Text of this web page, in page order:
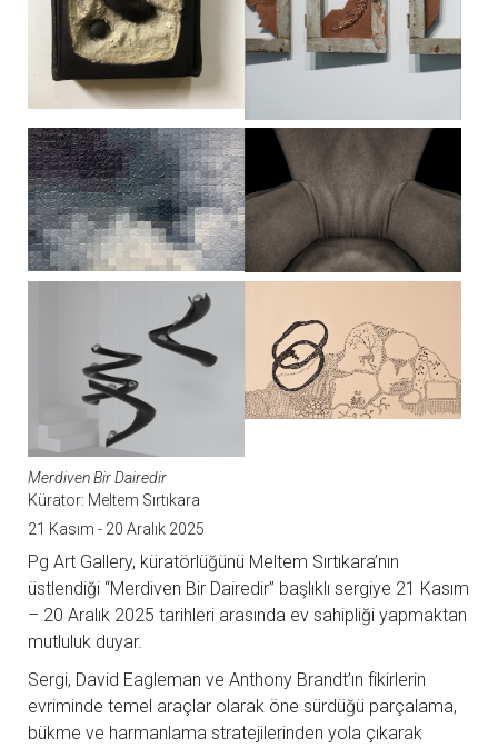
Merdiven Bir Dairedir
Kürator: Meltem Sırtıkara
21 Kasım - 20 Aralık 2025
Pg Art Gallery, küratörlüğünü Meltem Sırtıkara’nın
üstlendiği “Merdiven Bir Dairedir” başlıklı sergiye 21 Kasım
– 20 Aralık 2025 tarihleri arasında ev sahipliği yapmaktan
mutluluk duyar.
Sergi, David Eagleman ve Anthony Brandt’ın fikirlerin
evriminde temel araçlar olarak öne sürdüğü parçalama,
bükme ve harmanlama stratejilerinden yola çıkarak